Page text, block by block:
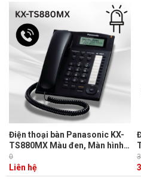
Điện thoại bàn Panasonic KX-
TS880MX Màu đen, Màn hình
LCD, Quay số nhanh
0
Liên hệ